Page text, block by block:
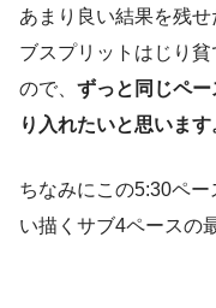
あまり良い結果を残
ブスプリットはじり
ので、 ずっと同じペ
り入れたいと思います
ちなみにこの5:30ペ
い描くサブ4ペースの